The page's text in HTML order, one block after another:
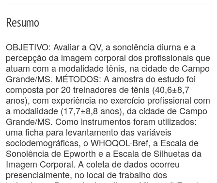
Resumo
OBJETIVO: Avaliar a QV, a sonolência diurna e a
percepção da imagem corporal dos profissionais que
atuam com a modalidade tênis, na cidade de Campo
Grande/MS. MÉTODOS: A amostra do estudo foi
composta por 20 treinadores de tênis (40,6±8,7
anos), com experiência no exercício profissional com
a modalidade (17,7±8,8 anos), da cidade de Campo
Grande/MS. Como instrumentos foram utilizados:
uma ficha para levantamento das variáveis
sociodemográficas, o WHOQOL-Bref, a Escala de
Sonolência de Epworth e a Escala de Silhuetas da
Imagem Corporal. A coleta de dados ocorreu
presencialmente, no local de trabalho dos